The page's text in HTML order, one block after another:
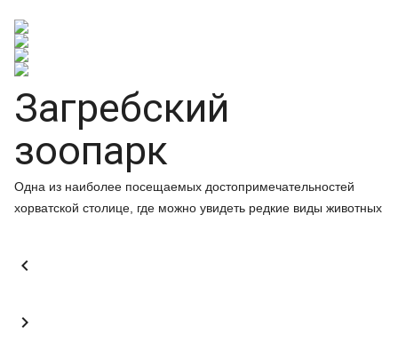
Загребский
зоопарк
Одна из наиболее посещаемых достопримечательностей
хорватской столице, где можно увидеть редкие виды животных

